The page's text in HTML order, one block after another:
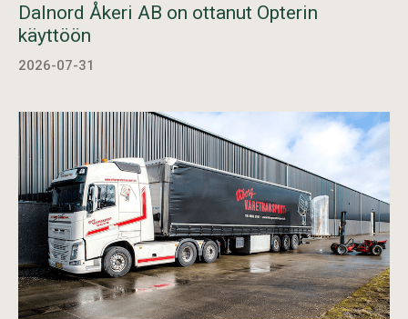
Dalnord Åkeri AB on ottanut Opterin
käyttöön
2026-07-31